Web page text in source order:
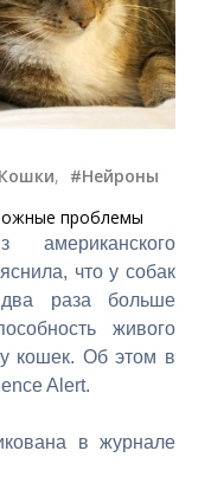
, #Нейроны
проблемы
американского
что у собак
раза больше
живого
кошек. Об этом в
Alert.
в журнале